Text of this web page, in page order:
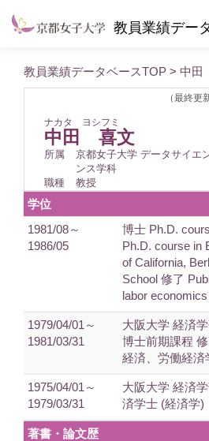
教員業績デー
教員業績データベースTOP > 中
（最終更
ナカタ ヨシフミ
中田 喜文
所属
京都女子大学 データサイエ
ンス学科
職種
教授
学位
1981/08～
1986/05
博士 Ph.D.
Ph.D. course in
of California,
School 修了
labor
1979/04/01～
1981/03/31
大阪大学 経済
博士前期課程
経済、労働経済
1975/04/01～
1979/03/31
大阪大学 経済
済学士 (経済学)
著書・論文歴